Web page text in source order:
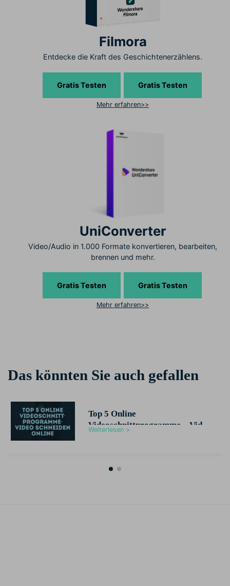
Filmora
Entdecke die Kraft des Geschichtenerzählens.
Gratis Testen Gratis Testen
Mehr erfahren>>
UniConverter
Video/Audio in 1.000 Formate konvertieren, bearbeiten,
brennen und mehr.
Gratis Testen Gratis Testen
Mehr erfahren>>
Das könnten Sie auch gefallen
Top 5 Online
Videoschnittprogramme – Video
Weiterlesen >